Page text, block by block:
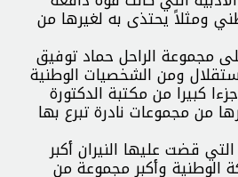
ومثلاً يحتذى به لغيرها من
مجموعة الراحل حماد توفيق
ومن الشخصيات الوطنية
كبيرا من مكتبة الدكتورة
من مجموعات نادرة تبرع بها
قضت عليها النيران أكبر
الوطنية وأكبر مجموعة من